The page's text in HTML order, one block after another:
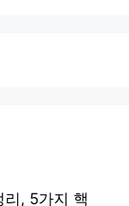
리, 5가지 핵